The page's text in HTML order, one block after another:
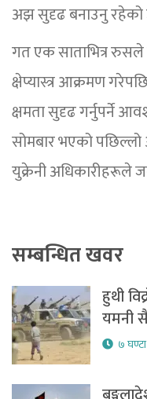
अझ सुदृढ बनाउनु रहेको
गत एक साताभित्र
क्षेप्यास्त्र आक्रमण
क्षमता सुदृढ गर्नुपर्ने
सोमबार भएको
युक्रेनी अधिकारीहरूले
सम्बन्धित खवर
हुथी
यमनी
७